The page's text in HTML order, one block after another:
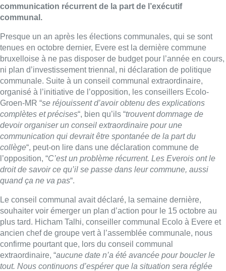
communication récurrent de la part de l’exécutif
communal.
Presque un an après les élections communales, qui se sont
tenues en octobre dernier, Evere est la dernière commune
bruxelloise à ne pas disposer de budget pour l’année en cours,
ni plan d’investissement triennal, ni déclaration de politique
communale. Suite à un conseil communal extraordinaire,
organisé à l’initiative de l’opposition, les conseillers Ecolo-
Groen-MR “se réjouissent d’avoir obtenu des explications
complètes et précises“, bien qu’ils “trouvent dommage de
devoir organiser un conseil extraordinaire pour une
communication qui devrait être spontanée de la part du
collège“, peut-on lire dans une déclaration commune de
l’opposition, “C’est un problème récurrent. Les Everois ont le
droit de savoir ce qu’il se passe dans leur commune, aussi
quand ça ne va pas“.
Le conseil communal avait déclaré, la semaine dernière,
souhaiter voir émerger un plan d’action pour le 15 octobre au
plus tard. Hicham Talhi, conseiller communal Ecolo à Evere et
ancien chef de groupe vert à l’assemblée communale, nous
confirme pourtant que, lors du conseil communal
extraordinaire, “aucune date n’a été avancée pour boucler le
tout. Nous continuons d’espérer que la situation sera réglée